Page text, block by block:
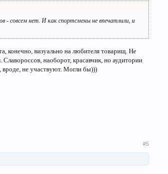
- совсем нет. И как спортсмены не впечатлили, и
конечно, визуально на любителя товарищ. Не
наоборот, красавчик, но аудитории
вроде, не участвуют. Могли бы)))
#5